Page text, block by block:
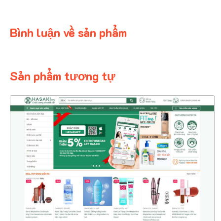
Bình luận về sản phẩm
Sản phẩm tương tự
4365